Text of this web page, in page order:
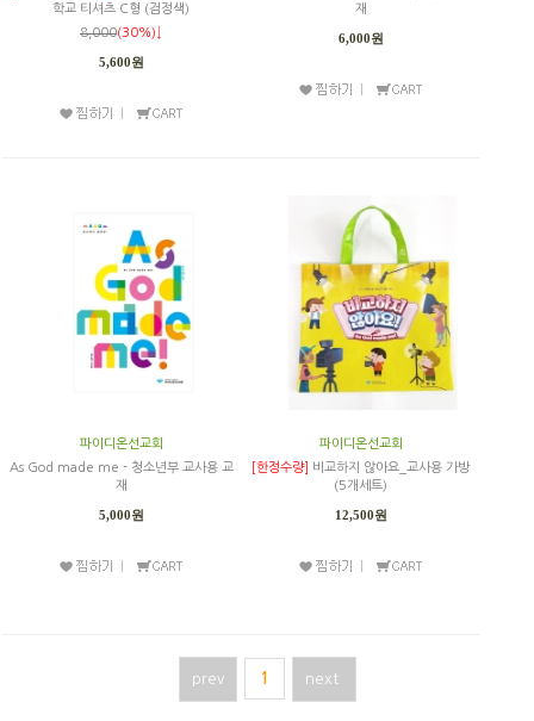
학교 티셔츠 C형 (검정색)
8,000(30%)↓
5,600원
재
6,000원
파이디온선교회
As God made me - 청소년부 교사용 교
재
5,000원
파이디온선교회
[한정수량]
비교하지 않아요_교사용 가방
(5개세트)
12,500원
prev 1 next